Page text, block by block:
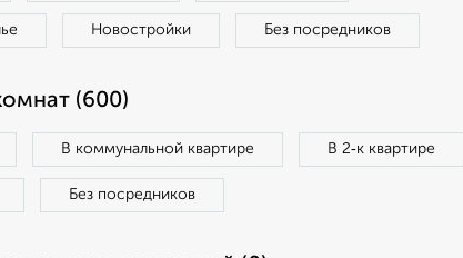
Новостройки Без посредников
(600)
В коммунальной квартире В 2‑к квартире
Без посредников